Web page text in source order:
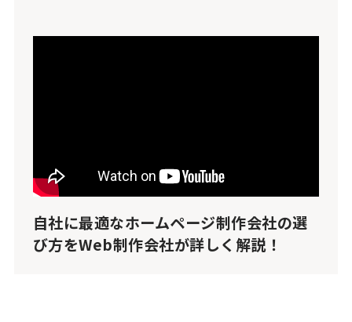
自社に最適なホームページ制作会社の選
び方をWeb制作会社が詳しく解説！